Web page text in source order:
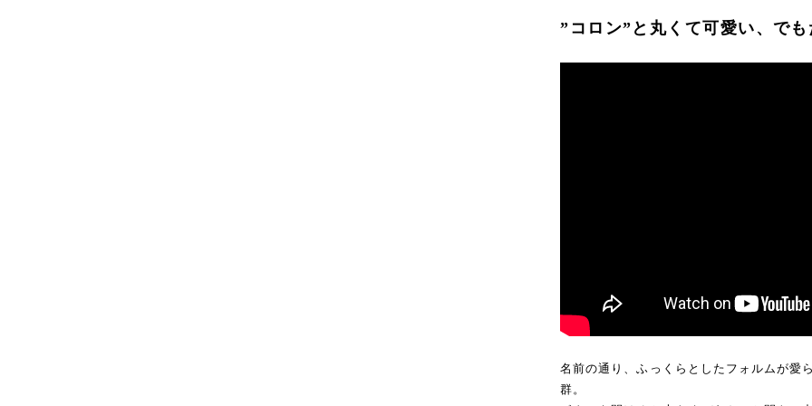
”コロン”と丸くて可愛い、で
名前の通り、ふっくらとしたフォルムが愛
群。